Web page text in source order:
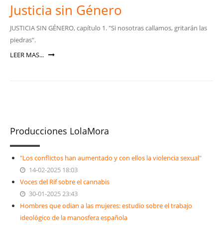
Justicia sin Género
JUSTICIA SIN GÉNERO, capítulo 1. "Si nosotras callamos, gritarán las
piedras".
LEER MAS...
Producciones LolaMora
"Los conflictos han aumentado y con ellos la violencia sexual"
14-02-2025 18:03
Voces del Rif sobre el cannabis
30-01-2025 23:43
Hombres que odian a las mujeres: estudio sobre el trabajo
ideológico de la manosfera española